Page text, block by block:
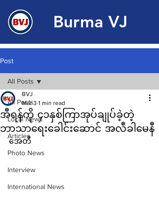
Burma VJ
Post
All Posts
Local News
Articles
Photo News
Interview
International News
All Posts
အီရန်ကို ၄၁နှစ်ကြာအုပ်ချုပ်ခဲ့တဲ့
ဘာသာရေးခေါင်းဆောင် အလီခါမေနီ
BVJ
Mar 3 1 min read
အေတီ